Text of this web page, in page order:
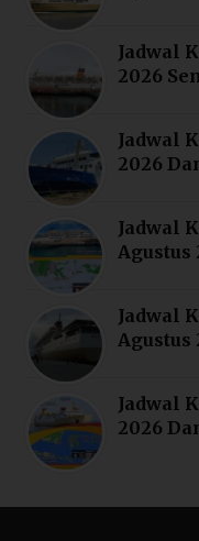
Jadwal
2026
Jadwal
2026
Jadwal
Agustus
Jadwal
Agustus
Jadwal
2026